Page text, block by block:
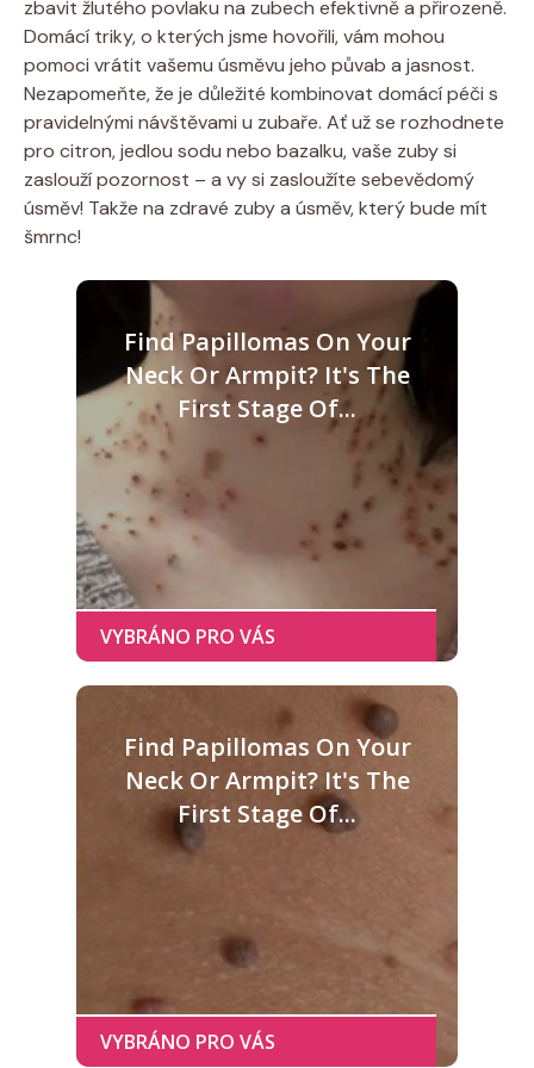
zbavit žlutého povlaku na ​zubech efektivně a​ přirozeně.
Domácí triky, o ⁤kterých jsme⁤ hovořili, vám⁢ mohou
pomoci vrátit vašemu ⁣úsměvu⁢ jeho půvab a ​jasnost. ​
Nezapomeňte, ‌že je důležité​ kombinovat domácí péči ​s⁤
pravidelnými návštěvami u zubaře. Ať už se⁤ rozhodnete
pro⁣ citron, jedlou sodu⁢ nebo bazalku, vaše zuby si
zaslouží pozornost –⁤ a⁤ vy si zasloužíte sebevědomý
úsměv! Takže ​na ‍zdravé zuby a ‍úsměv, který bude mít‍
šmrnc!
Find Papillomas On Your
Neck Or Armpit? It's The
First Stage Of...
Find Papillomas On Your
Neck Or Armpit? It's The
First Stage Of...